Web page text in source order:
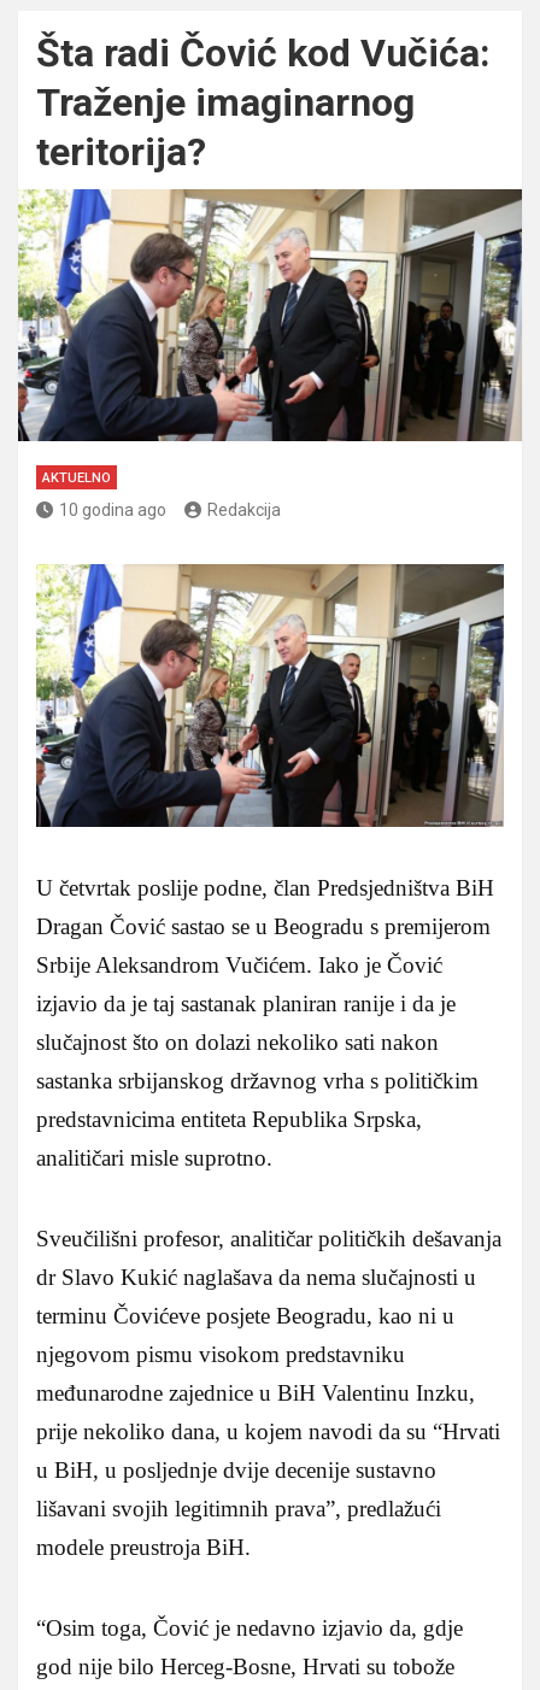
Šta radi Čović kod Vučića:
Traženje imaginarnog
teritorija?
AKTUELNO
10 godina ago Redakcija
U četvrtak poslije podne, član Predsjedništva BiH
Dragan Čović sastao se u Beogradu s premijerom
Srbije Aleksandrom Vučićem. Iako je Čović
izjavio da je taj sastanak planiran ranije i da je
slučajnost što on dolazi nekoliko sati nakon
sastanka srbijanskog državnog vrha s političkim
predstavnicima entiteta Republika Srpska,
analitičari misle suprotno.
Sveučilišni profesor, analitičar političkih dešavanja
dr Slavo Kukić naglašava da nema slučajnosti u
terminu Čovićeve posjete Beogradu, kao ni u
njegovom pismu visokom predstavniku
međunarodne zajednice u BiH Valentinu Inzku,
prije nekoliko dana, u kojem navodi da su “Hrvati
u BiH, u posljednje dvije decenije sustavno
lišavani svojih legitimnih prava”, predlažući
modele preustroja BiH.
“Osim toga, Čović je nedavno izjavio da, gdje
god nije bilo Herceg-Bosne, Hrvati su tobože